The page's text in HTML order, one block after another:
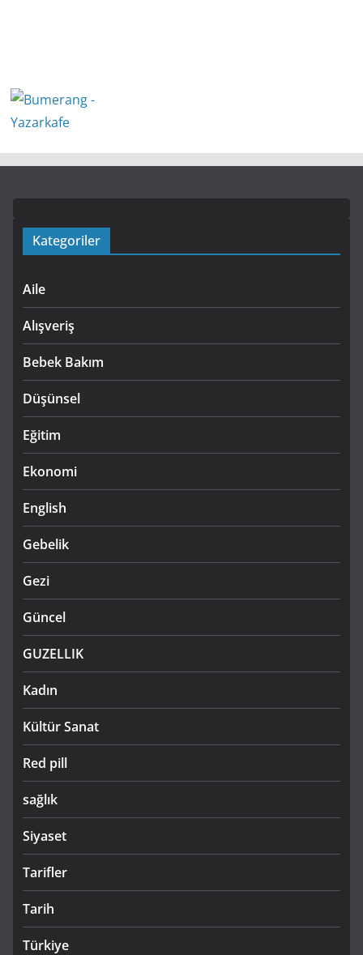
Kategoriler
Aile
Alışveriş
Bebek Bakım
Düşünsel
Eğitim
Ekonomi
English
Gebelik
Gezi
Güncel
GUZELLIK
Kadın
Kültür Sanat
Red pill
sağlık
Siyaset
Tarifler
Tarih
Türkiye